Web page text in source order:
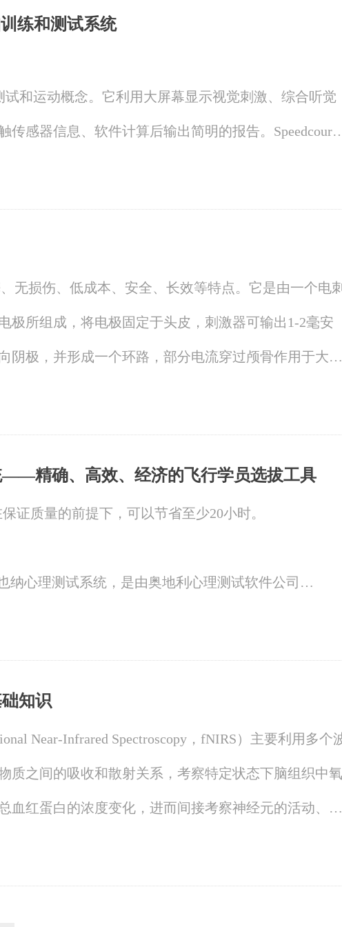
练和测试系统
试和运动概念。它利用大屏幕显示视觉刺激、综合听觉
传感器信息、软件计算后输出简明的报告。Speedcourt
水平的创新训练和测试系统。
无损伤、低成本、安全、长效等特点。它是由一个电
极所组成，将电极固定于头皮，刺激器可输出1-2毫安
阴极，并形成一个环路，部分电流穿过颅骨作用于大脑
调节神经元的兴奋性和相关神经递质的分泌，进而影响
——精确、高效、经济的飞行学员选拔工具
证质量的前提下，可以节省至少20小时。
纳心理测试系统，是由奥地利心理测试软件公司
一套易操作、可扩展的计算机心理测试系统，它开创
知识
Near-Infrared Spectroscopy，fNIRS）主要利用多个
质之间的吸收和散射关系，考察特定状态下脑组织中氧
血红蛋白的浓度变化，进而间接考察神经元的活动、细
功能，反映大脑的状态与加工的过程。